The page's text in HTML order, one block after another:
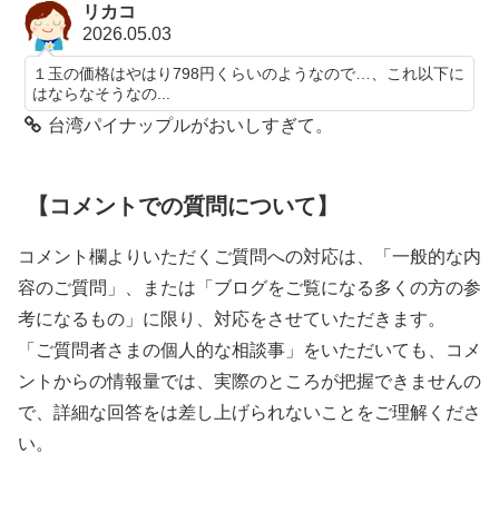
リカコ
2026.05.03
１玉の価格はやはり798円くらいのようなので…、これ以下に
はならなそうなの...
台湾パイナップルがおいしすぎて。
【コメントでの質問について】
コメント欄よりいただくご質問への対応は、「一般的な内
容のご質問」、または「ブログをご覧になる多くの方の参
考になるもの」に限り、対応をさせていただきます。
「ご質問者さまの個人的な相談事」をいただいても、コメ
ントからの情報量では、実際のところが把握できませんの
で、詳細な回答をは差し上げられないことをご理解くださ
い。